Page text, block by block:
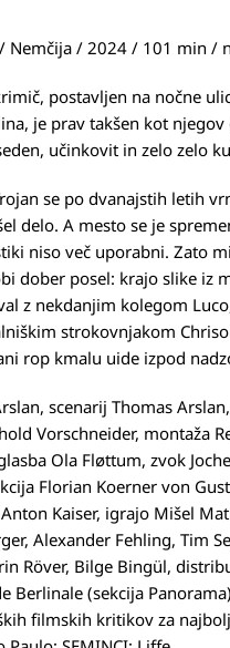
Nemčija / 2024 / 101 min /
postavljen na nočne
je prav takšen kot njegov
učinkovit in zelo zelo
se po dvanajstih letih
delo. A mesto se je
niso več uporabni. Zato
dober posel: krajo slike iz
z nekdanjim kolegom
strokovnjakom
rop kmalu uide izpod
scenarij Thomas Arslan,
Vorschneider, montaža
Ola Fløttum, zvok
Florian Koerner von
Kaiser, igrajo Mišel
Alexander Fehling, Tim
Röver, Bilge Bingül,
Berlinale (sekcija
filmskih kritikov za